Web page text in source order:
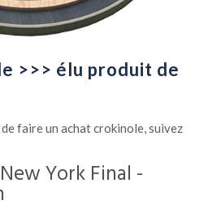
>>> élu produit de
faire un achat crokinole, suivez
York Final -